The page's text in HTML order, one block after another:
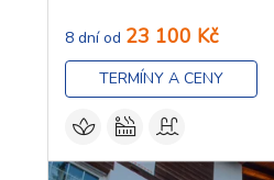
8 dní od 23 100 Kč
TERMÍNY A CENY